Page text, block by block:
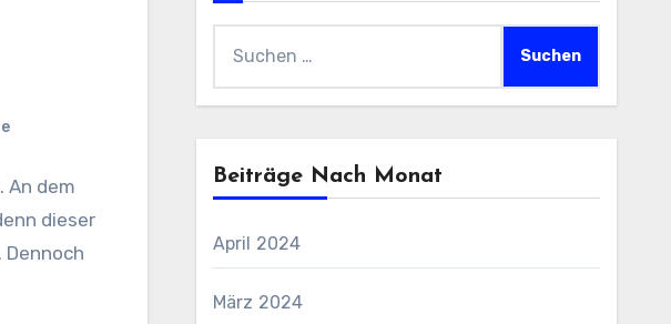
An dem
dieser
nach:
Beiträge Nach Monat
April 2024
März 2024